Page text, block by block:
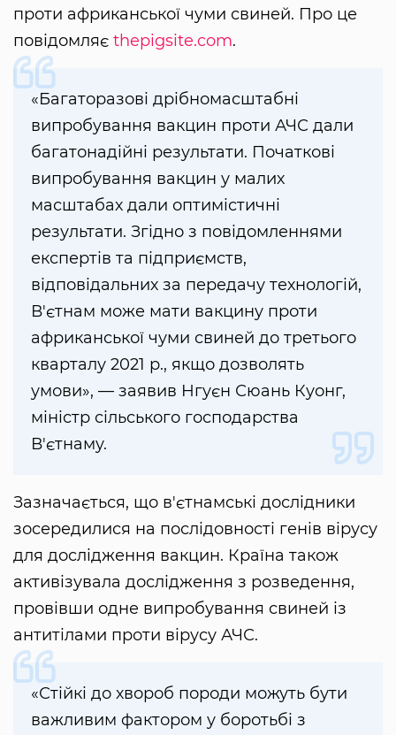
проти африканської чуми свиней. Про це
повідомляє thepigsite.com.
«Багаторазові дрібномасштабні
випробування вакцин проти АЧС дали
багатонадійні результати. Початкові
випробування вакцин у малих
масштабах дали оптимістичні
результати. Згідно з повідомленнями
експертів та підприємств,
відповідальних за передачу технологій,
В'єтнам може мати вакцину проти
африканської чуми свиней до третього
кварталу 2021 р., якщо дозволять
умови», — заявив Нгуєн Сюань Куонг,
міністр сільського господарства
В'єтнаму.
Зазначається, що в'єтнамські дослідники
зосередилися на послідовності генів вірусу
для дослідження вакцин. Країна також
активізувала дослідження з розведення,
провівши одне випробування свиней із
антитілами проти вірусу АЧС.
«Стійкі до хвороб породи можуть бути
важливим фактором у боротьбі з